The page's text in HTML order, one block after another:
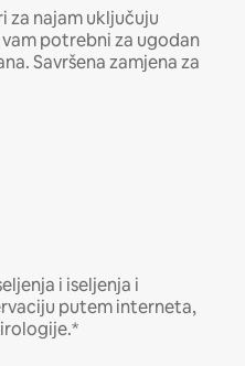
najam uključuju
vam potrebni za ugodan
Savršena zamjena za
i iseljenja i
putem interneta,